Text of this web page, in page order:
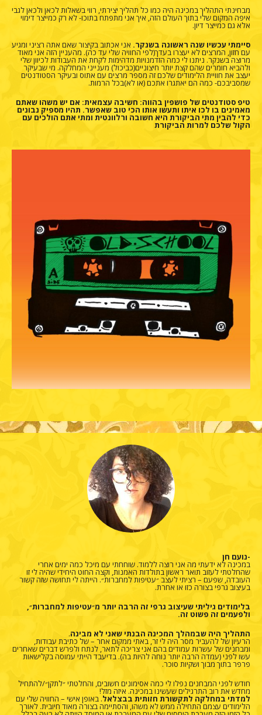
מבחינתי התהליך במכינה היה כמו כל תהליך יצירתי, רווי בשאלות לכאן ולכאן לגבי
איפה המקום שלי בתוך העולם הזה, איך אני מתפתח בתוכו- לא רק כמייצר דימוי
אלא גם כמייצר דיון.
סיימתי עכשיו שנה ראשונה בשנקר. אני אכתוב בקיצור שאם אתה רציני ומגיע
עם חזון, המרצים לא יעצרו בעדך(לפי החוויה שלי עד כה). מהעניין הזה אני מאוד
מרוצה בשנקר. ניתנו לי כמה הזדמנויות מדהימות לקחת את העבודות לכיוון שלי
ולהביא חומרים שהם קצת יותר חיצוניים(כביכול) מענייני המחלקה. מי שבעיקר
יעצב את חוויית הלימודים שלכם זה מספר מרצים עם אתוס ובעיקר הסטודנטים
שמסביבכם- כמה הם יאתגרו אתכם (או לא)בכל הרמות.
טיפ סטודנטים של פושפין בהווה: חשיבה עצמאית: אם יש משהו שאתם
מאמינים בו לכו איתו ותעשו אותו הכי טוב שאפשר. תהיו מספיק נבונים
כדי להבין מתי הביקורת היא חשובה ורלוונטית ומתי אתם הולכים עם
הקול שלכם למרות הביקורת
-נועם חן
במכינה לא ידעתי מה אני רוצה ללמוד. שוחחתי עם מיכל כמה ימים אחרי
שהחלטתי לעזוב תואר ראשון בתולדות האמנות, וקצה החוט היחידי שהיה לי זו
העובדה, שפעם – רציתי לעצב ״עטיפות למחברות״. הייתה לי תחושה שזה קשור
בעיצוב גרפי בצורה כזו או אחרת.
בלימודים גיליתי שעיצוב גרפי זה הרבה יותר מ״עטיפות למחברות״,
ולפעמים זה פשוט זה.
התהליך היה שבמהלך המכינה הבנתי שאני לא מבינה.
הרעיון של להעביר מסר היה לי זר, באתי ממקום אחר – של כתיבת עבודות,
ומבחנים של עשרות עמודים בהם אני צריכה לתאר, לנתח ולפרש דברים שאחרים
עשו לפני (עמדה הרבה יותר נוחה להיות בה). בדיעבד הייתי עמוסה בקלישאות
פרפר בתוך מבוך ושקיות סוכר.
חודש לפני המבחנים נפלו לי כמה אסימונים חשובים, והחלטתי ״לתקן״/להתחיל
מחדש את רוב התרגילים שעשינו במכינה. איזה מזל!
למדתי במחלקה לתקשורת חזותית בבצלאל. באופן אישי – החוויה שלי עם
הלימודים עצמם התחילה ממש לא משהו, והסתיימה בצורה מאוד חיובית. לאורך